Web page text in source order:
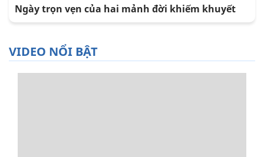
Ngày trọn vẹn của hai mảnh đời khiếm khuyết
VIDEO NỔI BẬT